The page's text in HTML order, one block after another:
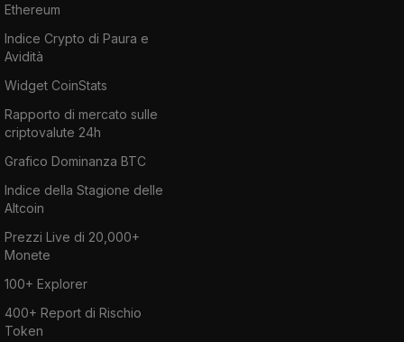
Ethereum
Indice Crypto di Paura e
Avidità
Widget CoinStats
Rapporto di mercato sulle
criptovalute 24h
Grafico Dominanza BTC
Indice della Stagione delle
Altcoin
Prezzi Live di 20,000+
Monete
100+ Explorer
400+ Report di Rischio
Token